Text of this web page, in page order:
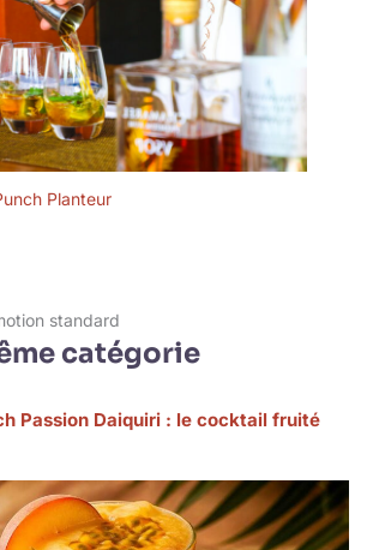
Entretien du plateau de
service en bambou : Le
plateau de petit déjeuner
s'utilise rapidement avec de
l'eau et peut être
simplement nettoyé avec un
chiffon humide. Ce plateau
de lit est un cadeau
de fiançailles, de fête des
pères, de fête de l'amitié, de
remise de diplôme, de
Saint-Valentin....
Planteur
catégorie
Passion Daiquiri : le cocktail fruité